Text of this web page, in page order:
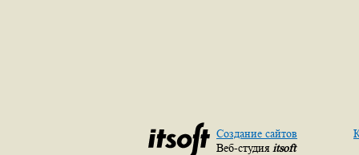
Создание сайтов
Веб-студия itsoft